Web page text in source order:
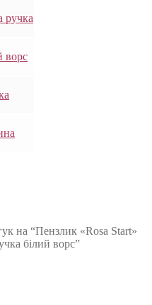
ручка
ворс
на “Пензлик «Rosa Start»
білий ворс”